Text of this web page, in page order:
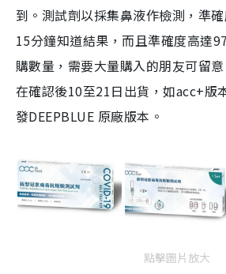
到。測試劑以採集鼻液作檢測，準
15分鐘知道結果，而且準確度高達
購數量，需要大量購入的朋友可留
在確認後10至21日出貨，如acc+版
發DEEPBLUE 原廠版本。
點擊圖片放大